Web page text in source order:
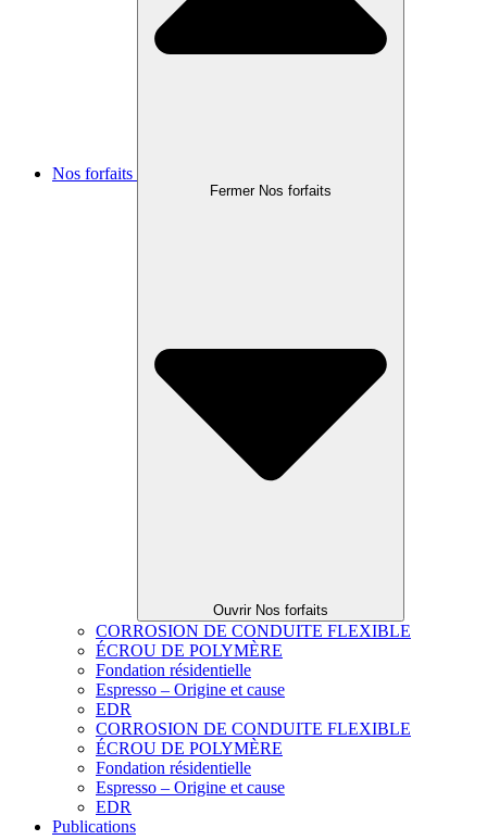
Nos forfaits
Fermer Nos forfaits
Ouvrir Nos forfaits
CORROSION DE CONDUITE FLEXIBLE
ÉCROU DE POLYMÈRE
Fondation résidentielle
Espresso – Origine et cause
EDR
CORROSION DE CONDUITE FLEXIBLE
ÉCROU DE POLYMÈRE
Fondation résidentielle
Espresso – Origine et cause
EDR
Publications